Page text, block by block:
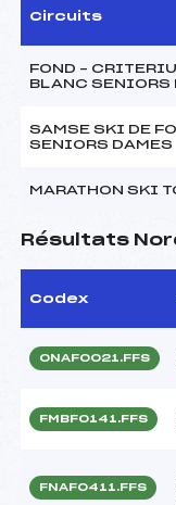
Circuits
FOND –
BLANC SENIORS
SAMSE SKI DE
SENIORS DAMES
MARATHON SKI
Résultats
Codex
ONAF0021.FFS
FMBF0141.FFS
FNAF0411.FFS